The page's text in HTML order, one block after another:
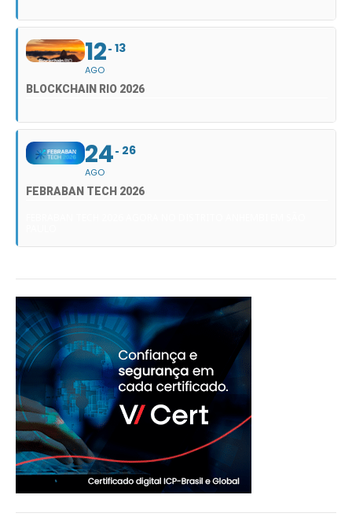
12
AGO
13
BLOCKCHAIN RIO 2026
24
AGO
26
FEBRABAN TECH 2026